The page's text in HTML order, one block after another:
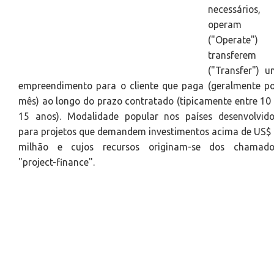
necessários,
operam
("Operate")
transferem
("Transfer")
empreendimento para o cliente que paga (geralmente
mês) ao longo do prazo contratado (tipicamente entre 10
15 anos). Modalidade popular nos países
para projetos que demandem investimentos acima de US$
milhão e cujos recursos originam-se dos
"project-finance".